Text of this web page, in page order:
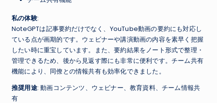
私の体験:
NoteGPTは記事要約だけでなく、YouTube動画の要約にも対応し
ている点が画期的です。ウェビナーや講演動画の内容を素早く把握
したい時に重宝しています。また、要約結果をノート形式で整理・
管理できるため、後から見返す際にも非常に便利です。チーム共有
機能により、同僚との情報共有も効率化できました。
推奨用途: 動画コンテンツ、ウェビナー、教育資料、チーム情報共
有